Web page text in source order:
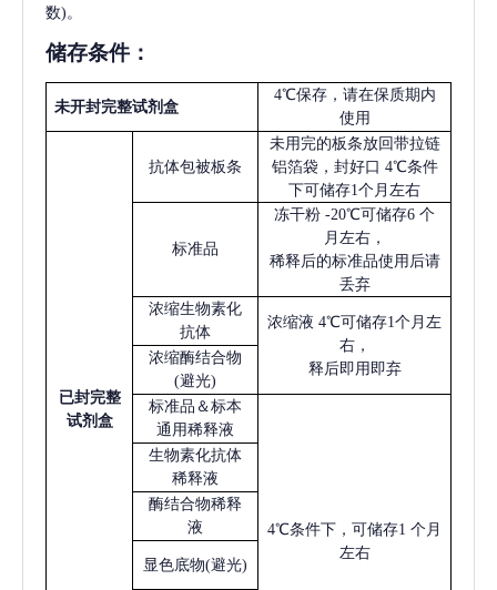
数)。
储存条件：
未开封完整试剂盒
4℃保存，请在保质期内
使用
已封完整
试剂盒
抗体包被板条
未用完的板条放回带拉链
铝箔袋，封好口 4℃条件
下可储存1个月左右
标准品
冻干粉 -20℃可储存6 个
月左右，
稀释后的标准品使用后请
丢弃
浓缩生物素化
抗体
浓缩液 4℃可储存1个月左
右，
释后即用即弃
浓缩酶结合物
(避光)
标准品＆标本
通用稀释液
4℃条件下，可储存1 个月
左右
生物素化抗体
稀释液
酶结合物稀释
液
显色底物(避光)